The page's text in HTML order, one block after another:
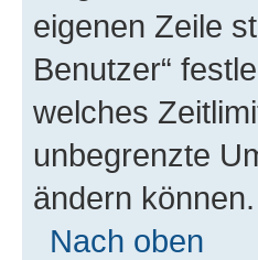
eigenen Zeile
Benutzer“
welches
unbegrenzte
ändern können.
Nach oben